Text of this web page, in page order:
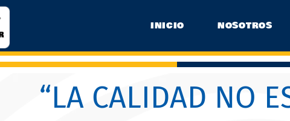
INICIO NOSOTROS
“LA CALIDAD NO